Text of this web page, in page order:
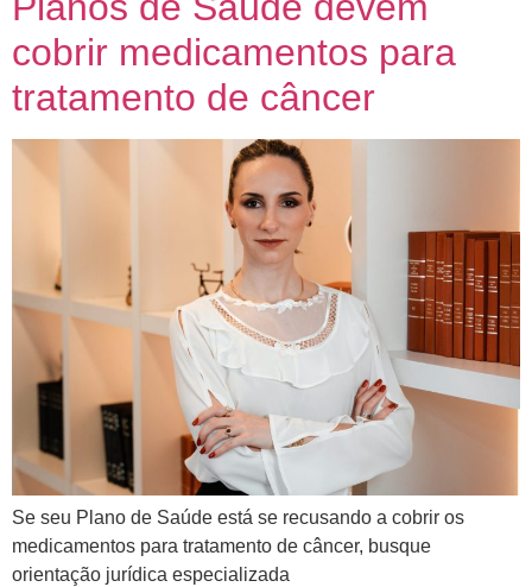
cobrir medicamentos para
tratamento de câncer
Se seu Plano de Saúde está se recusando a cobrir os
medicamentos para tratamento de câncer, busque
orientação jurídica especializada